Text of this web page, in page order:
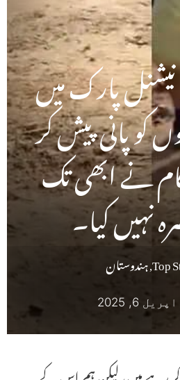
نیشنل پارک میں
کو پانی پیش کر
نے ابھی تک
نہیں کیا۔
Top
,ہندوستان
اپریل 6, 2025